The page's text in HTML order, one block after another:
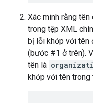
Xác minh rằng
trong tệp XML
bị lỗi khớp với tên
(bước #1 ở trên).
tên là
khớp với tên trong